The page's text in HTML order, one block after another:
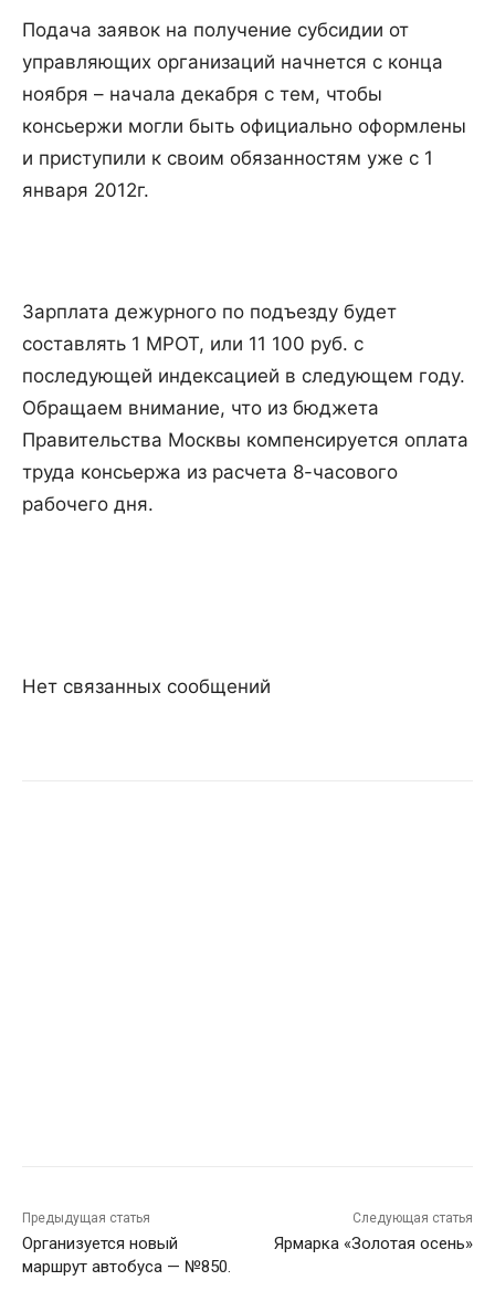
Подача заявок на получение субсидии от
управляющих организаций начнется с конца
ноября – начала декабря с тем, чтобы
консьержи могли быть официально оформлены
и приступили к своим обязанностям уже с 1
января 2012г.
Зарплата дежурного по подъезду будет
составлять 1 МРОТ, или 11 100 руб. с
последующей индексацией в следующем году.
Обращаем внимание, что из бюджета
Правительства Москвы компенсируется оплата
труда консьержа из расчета 8-часового
рабочего дня.
Нет связанных сообщений
Предыдущая статья
Организуется новый
маршрут автобуса — №850.
Следующая статья
Ярмарка «Золотая осень»